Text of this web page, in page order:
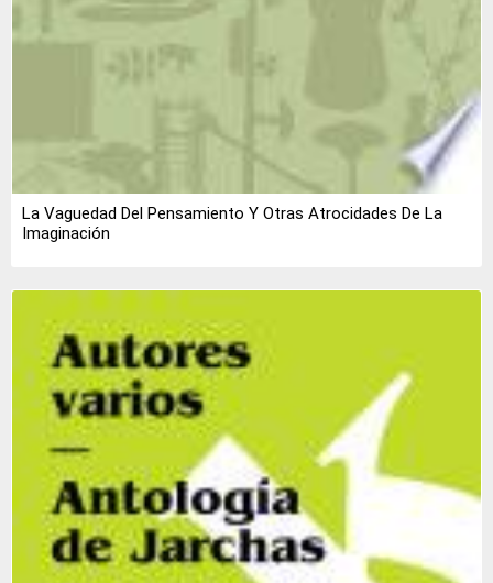
La Vaguedad Del Pensamiento Y Otras Atrocidades De La
Imaginación